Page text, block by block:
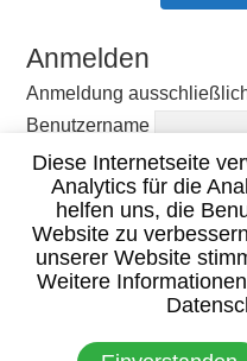
Anmelden
Anmeldung
Benutzername
Passwort
Angemeldet bleiben
© 2020 TC Burgsinn –
Diese Internetseite
Analytics für die
helfen uns, die
Website zu
unserer Website
Weitere